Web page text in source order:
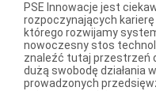
PSE Innowacje jest
rozpoczynających karierę
którego rozwijamy
nowoczesny stos
znaleźć tutaj przestrzeń
dużą swobodę działania
prowadzonych